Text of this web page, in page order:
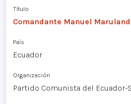
Título
Comandante Manuel
País
Ecuador
Organización
Partido Comunista del Ecuador-